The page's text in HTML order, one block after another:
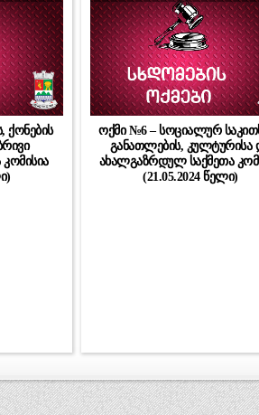
ქონების
ოქმი №6 – სოციალურ
განათლების, კულტურისა
ახალგაზრდულ საქმეთა
(21.05.2024 წელი)